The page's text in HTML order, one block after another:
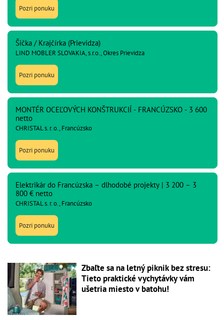
Pozri ponuku
Šička / Krajčírka (Prievidza)
LIND MOBLER SLOVAKIA, s.r.o., Okres Prievidza
Pozri ponuku
MONTÉR OCEĽOVÝCH KONŠTRUKCIÍ - FRANCÚZSKO - 3 600
netto
CHRISTAL s. r. o., Francúzsko
Pozri ponuku
Elektrikár do Francúzska – dlhodobé projekty | 3 200 – 3
800 € netto
CHRISTAL s. r. o., Francúzsko
Pozri ponuku
Zbaľte sa na letný piknik bez stresu:
Tieto praktické vychytávky vám
ušetria miesto v batohu!